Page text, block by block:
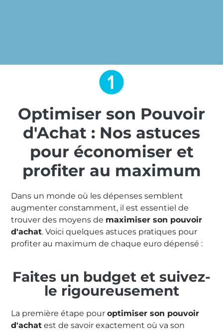
Optimiser son Pouvoir
d'Achat : Nos astuces
pour économiser et
profiter au maximum
Dans un monde où les dépenses semblent
augmenter constamment, il est essentiel de
trouver des moyens de maximiser son pouvoir
d'achat. Voici quelques astuces pratiques pour
profiter au maximum de chaque euro dépensé :
Faites un budget et suivez-
le rigoureusement
La première étape pour optimiser son pouvoir
d'achat est de savoir exactement où va son